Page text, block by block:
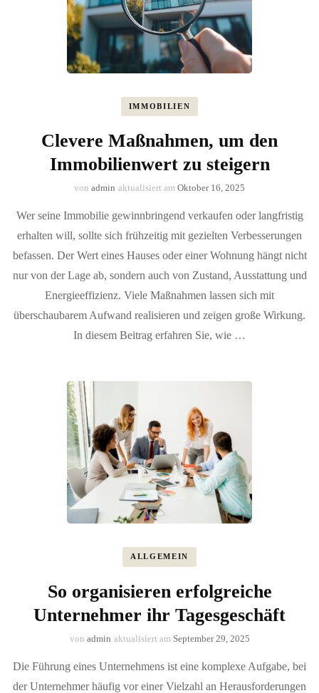
IMMOBILIEN
Clevere Maßnahmen, um den
Immobilienwert zu steigern
von admin aktualisiert am Oktober 16, 2025
Wer seine Immobilie gewinnbringend verkaufen oder langfristig
erhalten will, sollte sich frühzeitig mit gezielten Verbesserungen
befassen. Der Wert eines Hauses oder einer Wohnung hängt nicht
nur von der Lage ab, sondern auch von Zustand, Ausstattung und
Energieeffizienz. Viele Maßnahmen lassen sich mit
überschaubarem Aufwand realisieren und zeigen große Wirkung.
In diesem Beitrag erfahren Sie, wie …
ALLGEMEIN
So organisieren erfolgreiche
Unternehmer ihr Tagesgeschäft
von admin aktualisiert am September 29, 2025
Die Führung eines Unternehmens ist eine komplexe Aufgabe, bei
der Unternehmer häufig vor einer Vielzahl an Herausforderungen